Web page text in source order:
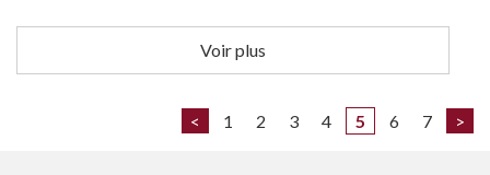
Voir plus
< 1 2 3 4 5 6 7 >